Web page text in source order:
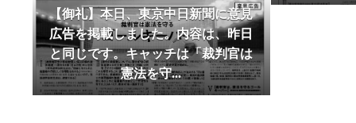
2024-10-24
【10/27衆院選＆最高裁裁判官国民審査用
2024-10-24
【2024/10/20付東京新聞に最高裁裁判官国
2024-10-24
【10/27衆院選＆最高裁裁判官国民審査用
2024-08-28
【2024/08/28付東京新聞にサポーター鶴本
【御礼】本日、東京中日新聞に意見
広告を掲載しました。内容は、昨日
と同じです。キャッチは「裁判官は
憲法を守...